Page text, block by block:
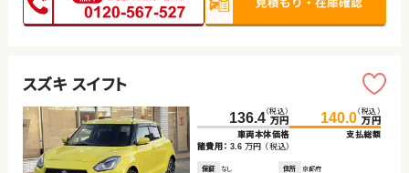
スズキ スイフト
136.4（税込）
万円
車両本体価格
140.0（税込）
万円
支払総額
諸費用： 3.6 万円 （税込）
保証 なし 住所
京都府